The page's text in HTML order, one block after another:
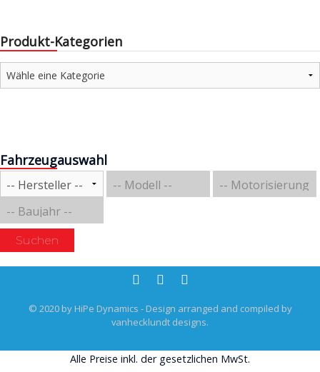
Produkt-Kategorien
Fahrzeugauswahl
Suchen
© 2020 by HiPe Dynamics - Design arranged and compiled by
vanhecklundt designs.
Alle Preise inkl. der gesetzlichen MwSt.